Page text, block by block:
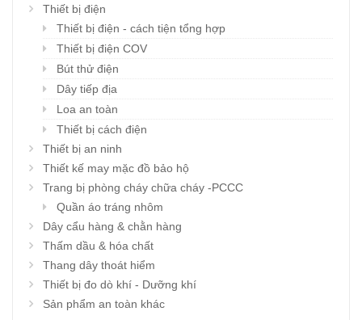
Thiết bị điện
Thiết bị điện - cách tiện tổng hợp
Thiết bị điện COV
Bút thử điện
Dây tiếp địa
Loa an toàn
Thiết bị cách điện
Thiết bị an ninh
Thiết kế may mặc đồ bảo hộ
Trang bị phòng cháy chữa cháy -PCCC
Quần áo tráng nhôm
Dây cẩu hàng & chằn hàng
Thấm dầu & hóa chất
Thang dây thoát hiểm
Thiết bị đo dò khí - Dưỡng khí
Sản phẩm an toàn khác